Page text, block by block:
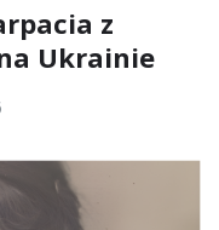
z
Ukrainie